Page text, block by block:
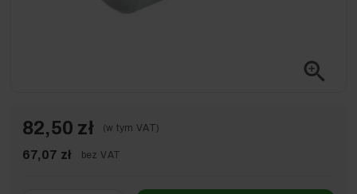
zoom_in
82,50 zł (w tym VAT)
67,07 zł bez VAT